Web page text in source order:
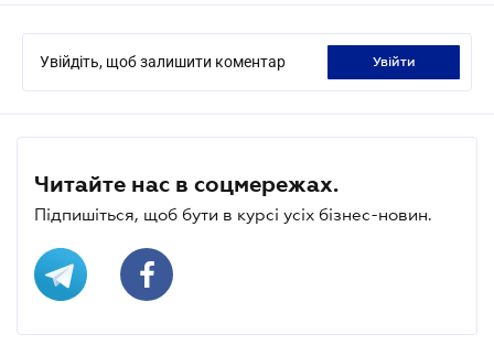
Увійдіть, щоб залишити коментар увійти
Читайте нас в соцмережах.
Підпишіться, щоб бути в курсі усіх бізнес-новин.